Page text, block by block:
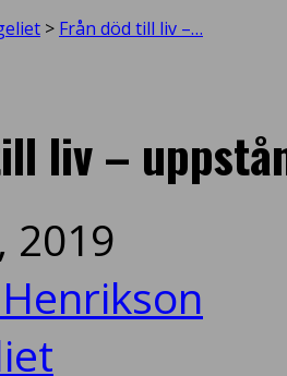
> Från död till liv –…
liv –
2019